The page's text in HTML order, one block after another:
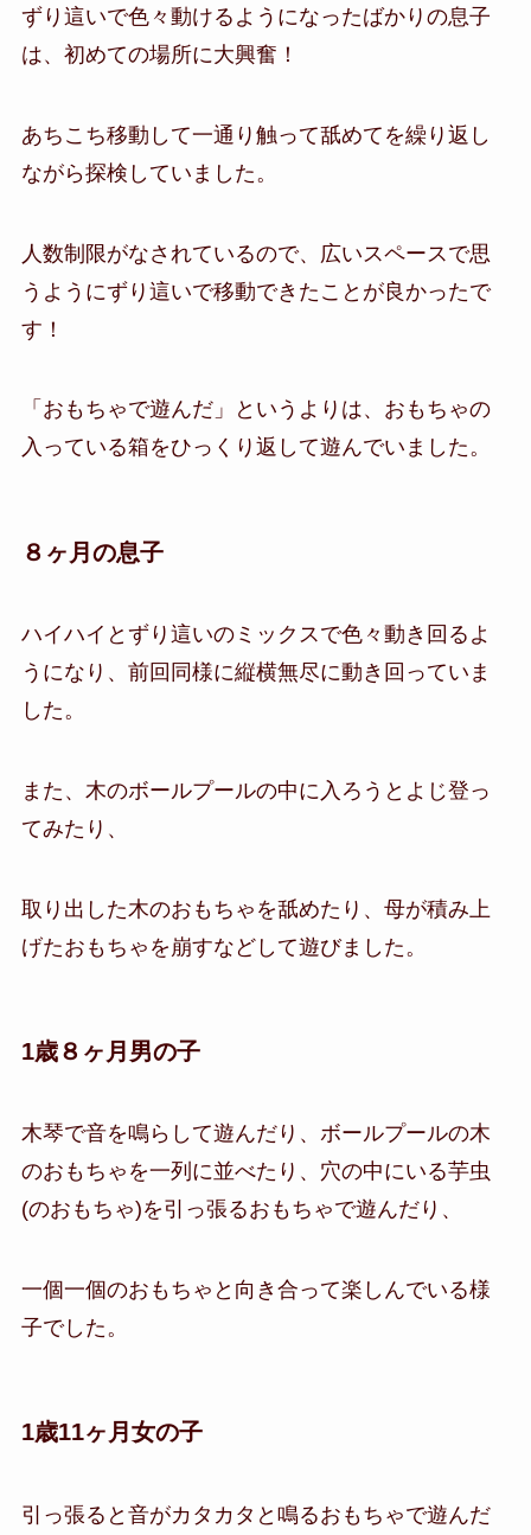
ずり這いで色々動けるようになったばかりの息子
は、初めての場所に大興奮！
あちこち移動して一通り触って舐めてを繰り返し
ながら探検していました。
人数制限がなされているので、広いスペースで思
うようにずり這いで移動できたことが良かったで
す！
「おもちゃで遊んだ」というよりは、おもちゃの
入っている箱をひっくり返して遊んでいました。
８ヶ月の息子
ハイハイとずり這いのミックスで色々動き回るよ
うになり、前回同様に縦横無尽に動き回っていま
した。
また、木のボールプールの中に入ろうとよじ登っ
てみたり、
取り出した木のおもちゃを舐めたり、母が積み上
げたおもちゃを崩すなどして遊びました。
1歳８ヶ月男の子
木琴で音を鳴らして遊んだり、ボールプールの木
のおもちゃを一列に並べたり、穴の中にいる芋虫
(のおもちゃ)を引っ張るおもちゃで遊んだり、
一個一個のおもちゃと向き合って楽しんでいる様
子でした。
1歳11ヶ月女の子
引っ張ると音がカタカタと鳴るおもちゃで遊んだ